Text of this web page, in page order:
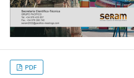
PDF